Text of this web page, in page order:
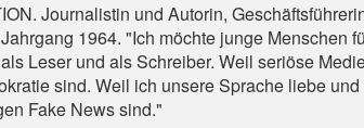
Journalistin und Autorin,
1964. "Ich möchte junge Menschen
Leser und als Schreiber. Weil seriöse
sind. Weil ich unsere Sprache liebe
Fake News sind."